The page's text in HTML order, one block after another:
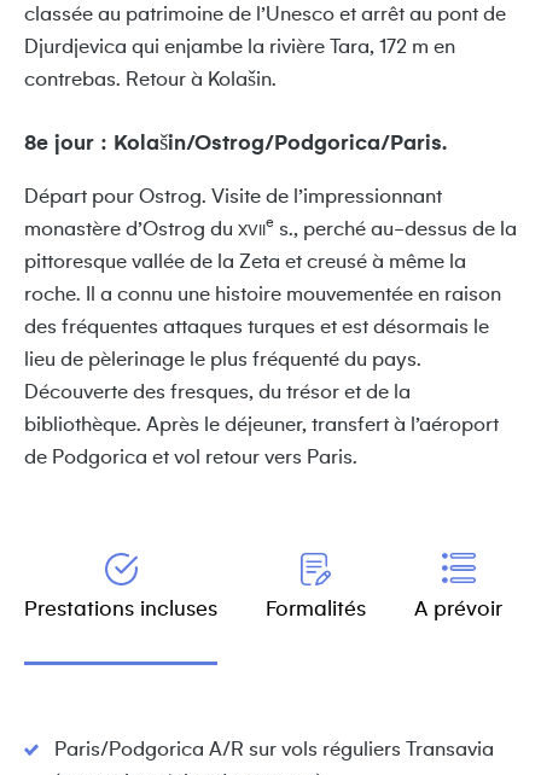
classée au patrimoine de l’Unesco et arrêt au pont de
Djurdjevica qui enjambe la rivière Tara, 172 m en
contrebas. Retour à Kolašin.
8e jour : Kolašin/Ostrog/Podgorica/Paris.
Départ pour Ostrog. Visite de l’impressionnant
monastère d’Ostrog du XVIIe s., perché au-dessus de la
pittoresque vallée de la Zeta et creusé à même la
roche. Il a connu une histoire mouvementée en raison
des fréquentes attaques turques et est désormais le
lieu de pèlerinage le plus fréquenté du pays.
Découverte des fresques, du trésor et de la
bibliothèque. Après le déjeuner, transfert à l’aéroport
de Podgorica et vol retour vers Paris.
Prestations incluses Formalités A prévoir
Paris/Podgorica A/R sur vols réguliers Transavia